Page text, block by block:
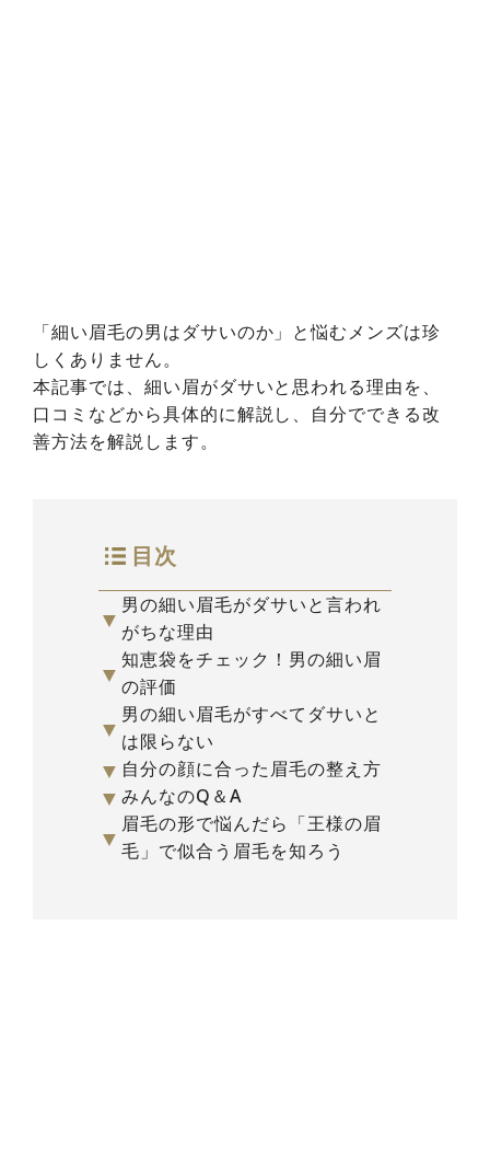
「細い眉毛の男はダサいのか」と悩むメンズは珍
しくありません。
本記事では、細い眉がダサいと思われる理由を、
口コミなどから具体的に解説し、自分でできる改
善方法を解説します。
目次
▼
男の細い眉毛がダサいと言われ
がちな理由
▼
知恵袋をチェック！男の細い眉
の評価
▼
男の細い眉毛がすべてダサいと
は限らない
▼ 自分の顔に合った眉毛の整え方
▼ みんなのQ＆A
▼
眉毛の形で悩んだら「王様の眉
毛」で似合う眉毛を知ろう